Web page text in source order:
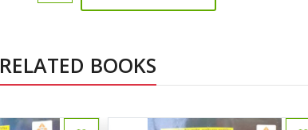
RELATED BOOKS